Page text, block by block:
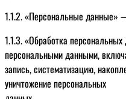
1.1.2. «Персональные данные»
1.1.3. «Обработка
персональными данными,
запись, систематизацию,
уничтожение персональных